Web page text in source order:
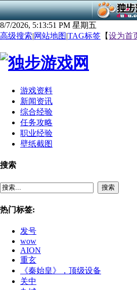
8/7/2026, 5:13:51 PM 星期五
高级搜索|网站地图|TAG标签 【设为首
游戏资料
新闻资讯
综合经验
任务攻略
职业经验
壁纸截图
搜索
搜索
热门标签:
发号
wow
AION
重玄
《秦始皇》，顶级设备
关中